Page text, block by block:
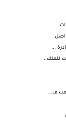
للملك...
ف...